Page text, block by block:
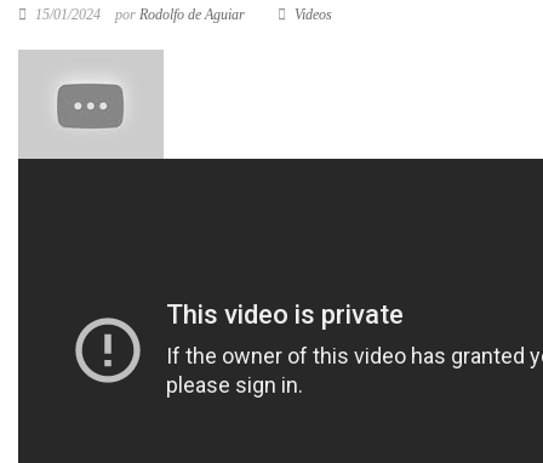
15/01/2024 por Rodolfo de Aguiar Videos